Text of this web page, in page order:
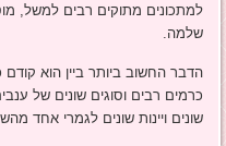
למתכונים מתוקים רבים למשל,
שלמה.
הדבר החשוב ביותר ביין הוא
כרמים רבים וסוגים שונים של
שונים ויינות שונים לגמרי אחד